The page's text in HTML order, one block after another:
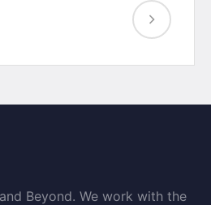
Beyond. We work with the